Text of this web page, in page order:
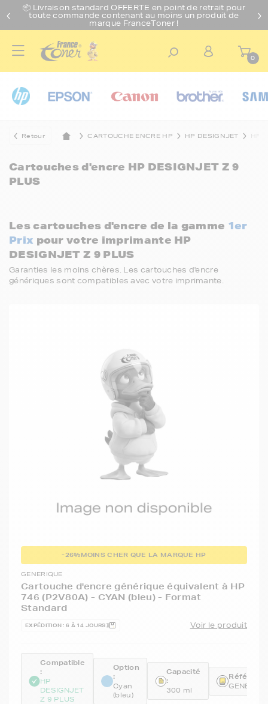
📦 Livraison standard OFFERTE en point de retrait pour
toute commande contenant au moins un produit de
marque FranceToner !
0
Retour CARTOUCHE ENCRE HP HP DESIGNJET HP
Cartouches d'encre HP DESIGNJET Z 9
PLUS
Les cartouches d'encre de la gamme 1er
Prix pour votre imprimante HP
DESIGNJET Z 9 PLUS
Garanties les moins chères. Les cartouches d'encre
génériques sont compatibles avec votre imprimante.
-26%MOINS CHER QUE LA MARQUE HP
GENERIQUE
Cartouche d'encre générique équivalent à HP
746 (P2V80A) - CYAN (bleu) - Format
Standard
EXPÉDITION : 6 À 14 JOURS Voir le produit
Compatible
:
HP
DESIGNJET
Z 9 PLUS
Option
:
Cyan
(bleu)
Capacité
:
300 ml